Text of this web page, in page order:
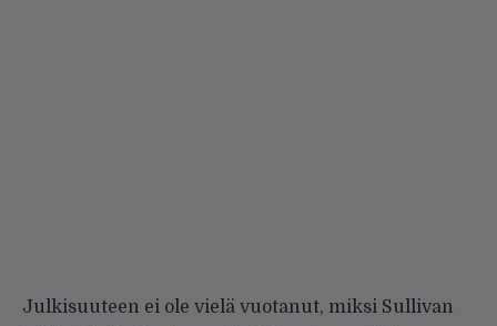
Julkisuuteen ei ole vielä vuotanut, miksi Sullivan